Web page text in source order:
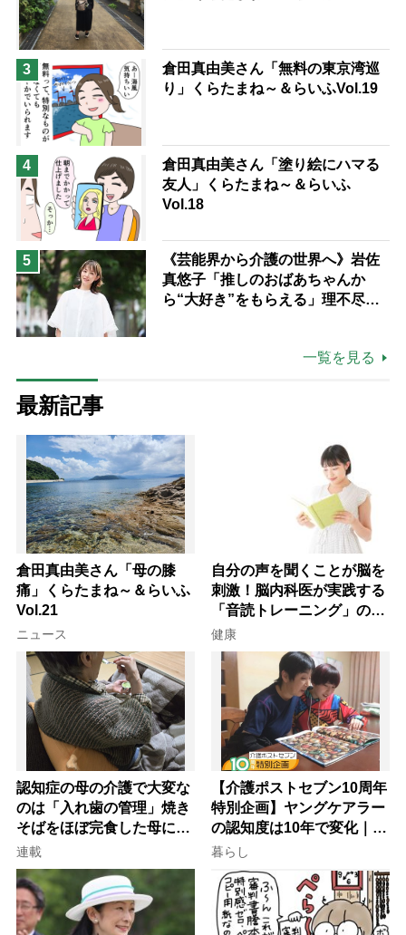
3
倉田真由美さん「無料の東京湾巡
り」くらたまね～＆らいふVol.19
4
倉田真由美さん「塗り絵にハマる
友人」くらたまね～＆らいふ
Vol.18
5
《芸能界から介護の世界へ》岩佐
真悠子「推しのおばあちゃんか
ら“大好き”をもらえる」理不尽さ
一覧を見る
最新記事
倉田真由美さん「母の膝
痛」くらたまね～＆らいふ
Vol.21
ニュース
自分の声を聞くことが脳を
刺激！脳内科医が実践する
「音読トレーニング」の極
意
健康
認知症の母の介護で大変な
のは「入れ歯の管理」焼き
そばをほぼ完食した母に息
子が血の気が引いた理由
連載
【介護ポストセブン10周年
特別企画】ヤングケアラー
の認知度は10年で変化｜流
行語大賞にノミネート、法
律にも明記されたが果たし
て現在は？
暮らし